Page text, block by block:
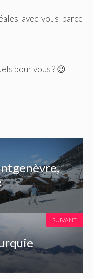
avec vous parce
pour vous ? 😉
SUIVANT